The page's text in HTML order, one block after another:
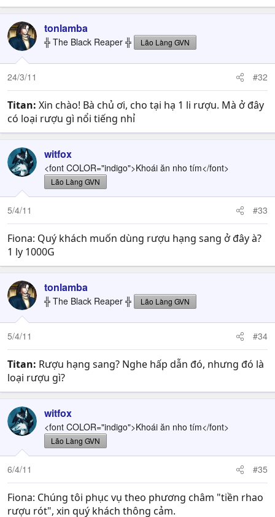
tonlamba
╬ The Black Reaper ╬ Lão Làng GVN
24/3/11 #32
Titan: Xin chào! Bà chủ ơi, cho tại hạ 1 li rượu. Mà ở đây
có loại rượu gì nổi tiếng nhỉ
witfox
<font COLOR="indigo">Khoái ăn nho tím</font>
Lão Làng GVN
5/4/11 #33
Fiona: Quý khách muốn dùng rượu hạng sang ở đây à?
1 ly 1000G
tonlamba
╬ The Black Reaper ╬ Lão Làng GVN
5/4/11 #34
Titan: Rượu hạng sang? Nghe hấp dẫn đó, nhưng đó là
loại rượu gì?
witfox
<font COLOR="indigo">Khoái ăn nho tím</font>
Lão Làng GVN
6/4/11 #35
Fiona: Chúng tôi phục vụ theo phương châm "tiền rhao
rượu rót", xin quý khách thông cảm.